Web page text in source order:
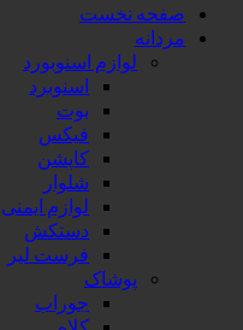
صفحه نخست
مردانه
لوازم اسنوبورد
اسنوبرد
بوت
فیکس
کاپشن
شلوار
لوازم ایمنی
دستکش
فرست لیر
پوشاک
جوراب